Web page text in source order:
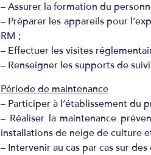
– Assurer la formation du
– Préparer les appareils pour
RM ;
– Effectuer les visites
– Renseigner les supports de
Période de maintenance
– Participer à l’établissement du
– Réaliser la maintenance
installations de neige de culture
– Intervenir au cas par cas sur